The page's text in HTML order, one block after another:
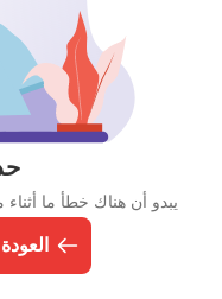
يبدو أن هناك خطأ ما